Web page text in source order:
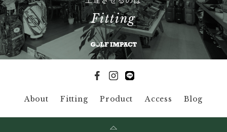
Fitting
About Fitting Product Access Blog